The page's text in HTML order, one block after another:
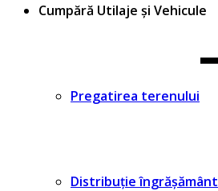
Cumpără Utilaje și Vehicule
Pregatirea terenului
Distribuție îngrășământ